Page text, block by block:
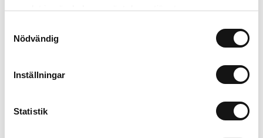
samlat in när du har använt deras tjänster.
Nödvändig
Inställningar
Statistik